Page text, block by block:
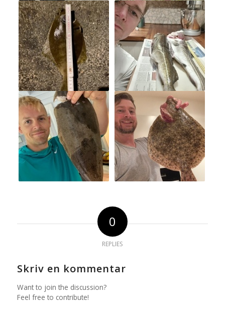
0
REPLIES
Skriv en kommentar
Want to join the discussion?
Feel free to contribute!